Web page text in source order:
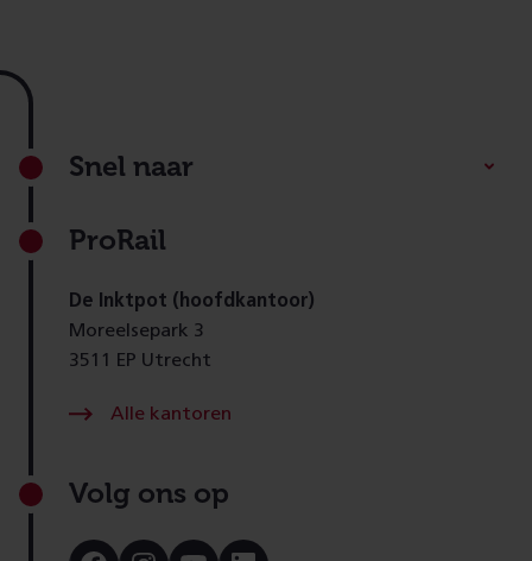
Footer
Snel naar
ProRail
De Inktpot (hoofdkantoor)
Moreelsepark 3
3511 EP Utrecht
Alle kantoren
Volg ons op